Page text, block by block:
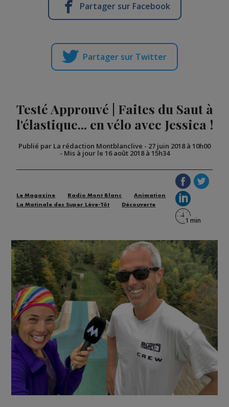
Partager sur Facebook
Partager sur Twitter
Testé Approuvé | Faites du Saut à
l'élastique... en vélo avec Jessica !
Publié par La rédaction Montblanclive - 27 juin 2018 à 10h00
- Mis à jour le 16 août 2018 à 15h34
Le Magazine Radio Mont Blanc
Animation
La Matinale des Super Lève-Tôt
Découverte